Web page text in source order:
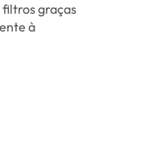
filtros graças
à